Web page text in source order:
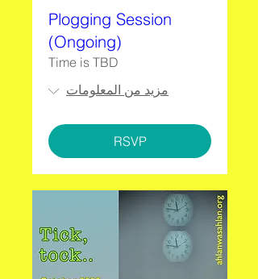
Plogging Session
(Ongoing)
Time is TBD
مزيد من المعلومات
RSVP